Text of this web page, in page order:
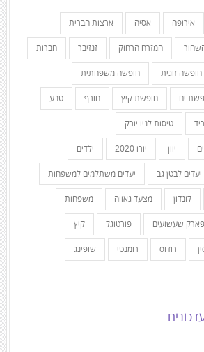
אירופה אסיה ארצות הברית
המזרח הרחוק זנזיבר חברות
חופשה זוגית חופשה משפחתית
ים חופשת קיץ חורף טבע
טיסות לניו יורק
יוון יורו 2020 ילדים
יעדים לבטן גב יעדים משתלמים למשפחות
לונדון מצעד גאווה משפחות
פארק שעשועים פורטוגל קיץ
רודוס רומנטי שופינג